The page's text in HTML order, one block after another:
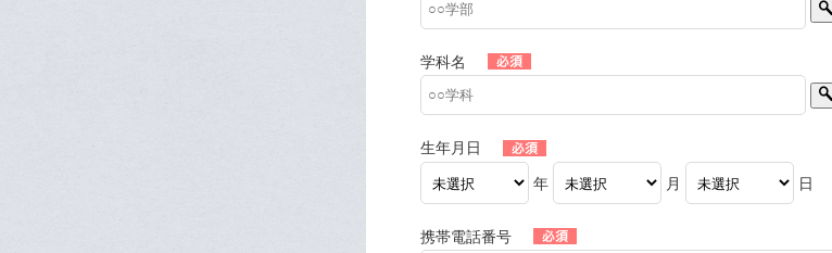
学科名
生年月日
年 月 日
携帯電話番号